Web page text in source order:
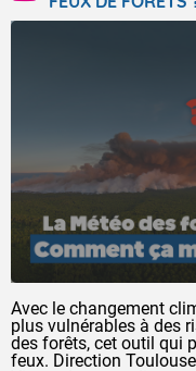
Avec le changement
plus vulnérables à des
des forêts, cet outil qui
feux. Direction